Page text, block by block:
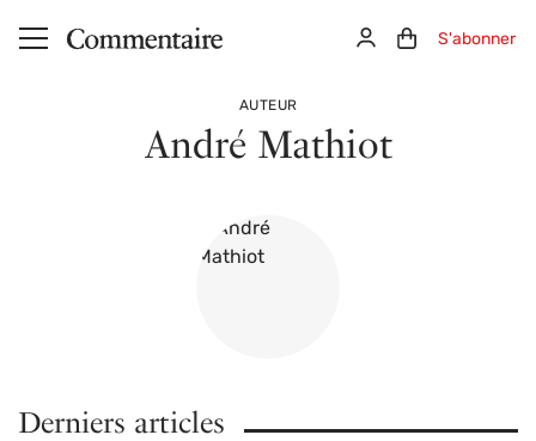
Aller au contenu principal ConnexionPanier (0)
S'abonner
AUTEUR
André Mathiot
Derniers articles